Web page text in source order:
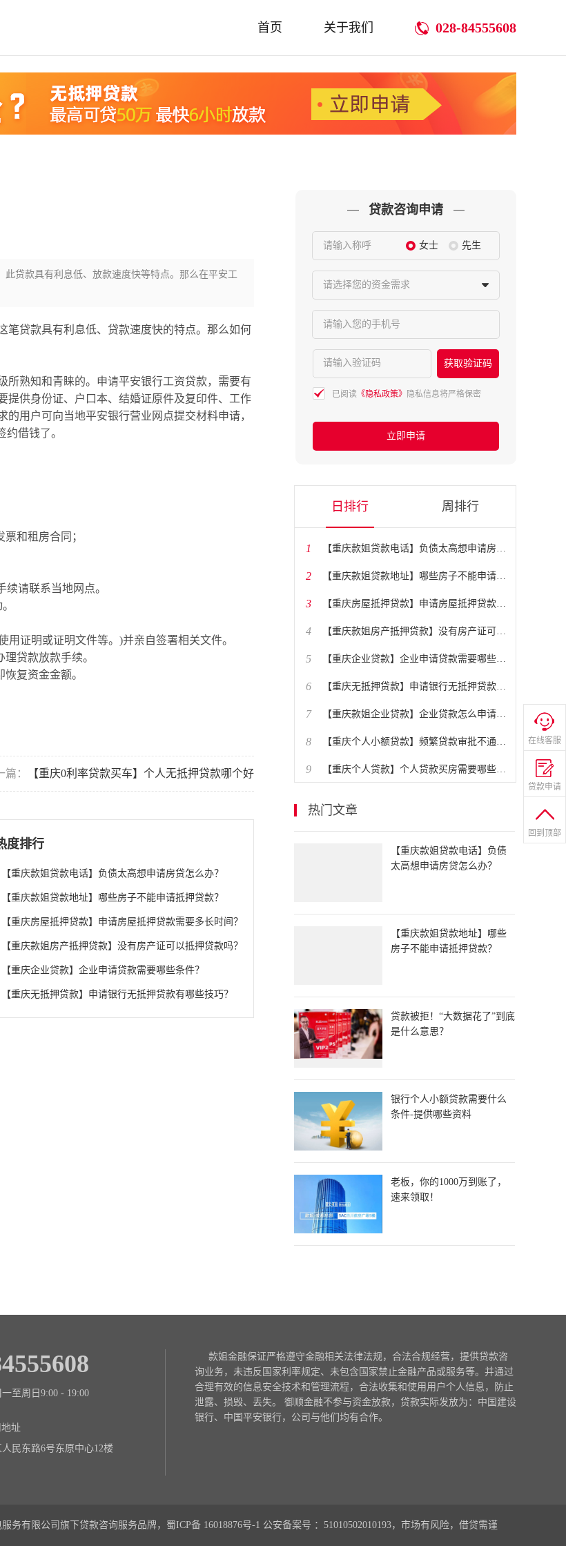
028-84555608
首页 关于我们
贷款具有利息低、放款速度快等特点。那么在平安工
笔贷款具有利息低、贷款速度快的特点。那么如何
所熟知和青睐的。申请平安银行工资贷款，需要有
提供身份证、户口本、结婚证原件及复印件、工作
用户可向当地平安银行营业网点提交材料申请，
借钱了。
和租房合同；
请联系当地网点。
证明或证明文件等。)并亲自签署相关文件。
贷款放款手续。
复资金金额。
篇： 【重庆0利率贷款买车】个人无抵押贷款哪个好
度排行
​【重庆款姐贷款电话】负债太高想申请房贷怎么办？
​【重庆款姐贷款地址】哪些房子不能申请抵押贷款？
​【重庆房屋抵押贷款】申请房屋抵押贷款需要多长时间？
​【重庆款姐房产抵押贷款】没有房产证可以抵押贷款吗？
​【重庆企业贷款】企业申请贷款需要哪些条件？
​【重庆无抵押贷款】申请银行无抵押贷款有哪些技巧？
贷款咨询申请
请输入称呼 女士 先生
请选择您的资金需求
请输入您的手机号
请输入验证码 获取验证码
已阅读 《隐私政策》 隐私信息将严格保密
立即申请
日排行 周排行
1 ​【重庆款姐贷款电话】负债太高想申请房贷怎么办？
2 ​【重庆款姐贷款地址】哪些房子不能申请抵押贷款？
3 ​【重庆房屋抵押贷款】申请房屋抵押贷款需要多长时间？
4 ​【重庆款姐房产抵押贷款】没有房产证可以抵押贷款吗？
5 ​【重庆企业贷款】企业申请贷款需要哪些条件？
6 ​【重庆无抵押贷款】申请银行无抵押贷款有哪些技巧？
7 ​【重庆款姐企业贷款】企业贷款怎么申请办理？贷款条件是什么？
8 ​【重庆个人小额贷款】频繁贷款审批不通过怎么办？
9 ​【重庆个人贷款】个人贷款买房需要哪些条件？
热门文章
​【重庆款姐贷款电话】负债
太高想申请房贷怎么办？
​【重庆款姐贷款地址】哪些
房子不能申请抵押贷款？
贷款被拒！“大数据花了”到底
是什么意思？
银行个人小额贷款需要什么
条件-提供哪些资料
老板，你的1000万到账了，
速来领取！
至周日9:00 - 19:00
地址
民东路6号东原中心12楼
款姐金融保证严格遵守金融相关法律法规，合法合规经营，提供贷款咨
询业务，未违反国家利率规定、未包含国家禁止金融产品或服务等。并通过
合理有效的信息安全技术和管理流程，合法收集和使用用户个人信息，防止
泄露、损毁、丢失。 御顺金融不参与资金放款，贷款实际发放为：中国建设
银行、中国平安银行，公司与他们均有合作。
务有限公司旗下贷款咨询服务品牌，蜀ICP备 16018876号-1 公安备案号 ：51010502010193，市场有风险，借贷需谨
在线客服
贷款申请
回到顶部